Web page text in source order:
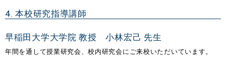
4. 本校研究指導講師
早稲田大学大学院 教授 小林宏己 先生
年間を通して授業研究会、校内研究会にご来校いただいています。